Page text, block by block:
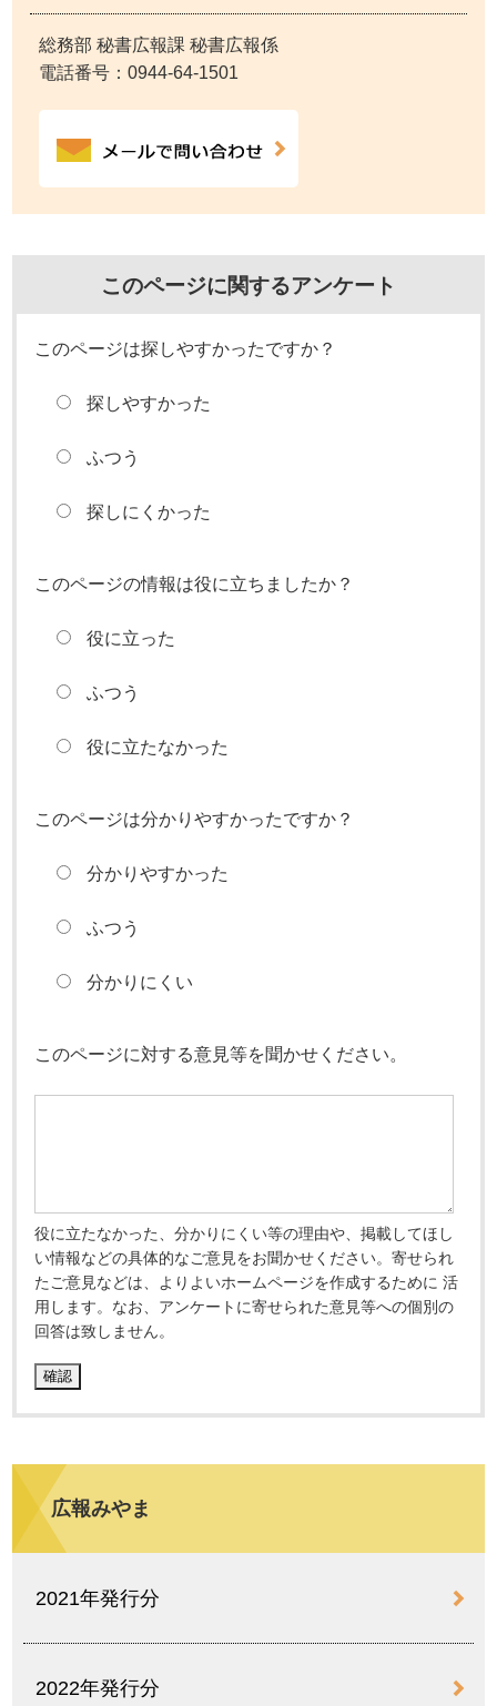
総務部 秘書広報課 秘書広報係
電話番号：0944-64-1501
このページに関するアンケート
このページは探しやすかったですか？
探しやすかった
ふつう
探しにくかった
このページの情報は役に立ちましたか？
役に立った
ふつう
役に立たなかった
このページは分かりやすかったですか？
分かりやすかった
ふつう
分かりにくい
このページに対する意見等を聞かせください。
役に立たなかった、分かりにくい等の理由や、掲載してほし
い情報などの具体的なご意見をお聞かせください。寄せられ
たご意見などは、よりよいホームページを作成するために 活
用します。なお、アンケートに寄せられた意見等への個別の
回答は致しません。
広報みやま
2021年発行分
2022年発行分